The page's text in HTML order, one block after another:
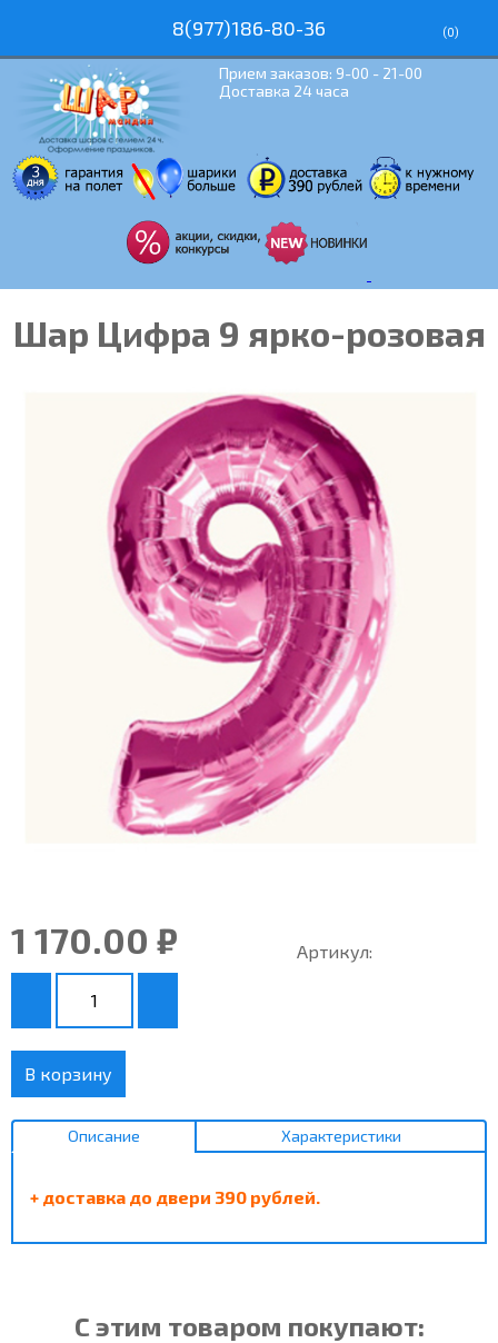
8(977)186-80-36 (0)
Прием заказов: 9-00 - 21-00
Доставка 24 часа
Шар Цифра 9 ярко-розовая
1 170.00 ₽ Артикул:
В корзину
Описание Характеристики
+ доставка до двери 390 рублей.
С этим товаром покупают: